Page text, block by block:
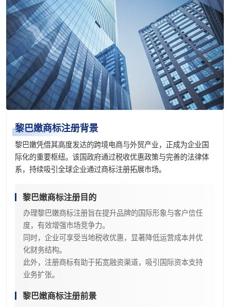
黎巴嫩商标注册背景
黎巴嫩凭借其高度发达的跨境电商与外贸产业，正成为企业国
际化的重要枢纽。该国政府通过税收优惠政策与完善的法律体
系，持续吸引全球企业通过商标注册拓展市场。
黎巴嫩商标注册目的
办理黎巴嫩商标注册旨在提升品牌的国际形象与客户信任
度，有效增强市场竞争力。
同时，企业可享受当地税收优惠，显著降低运营成本并优
化财务结构。
此外，注册商标有助于拓宽融资渠道，吸引国际资本支持
业务扩张。
黎巴嫩商标注册前景